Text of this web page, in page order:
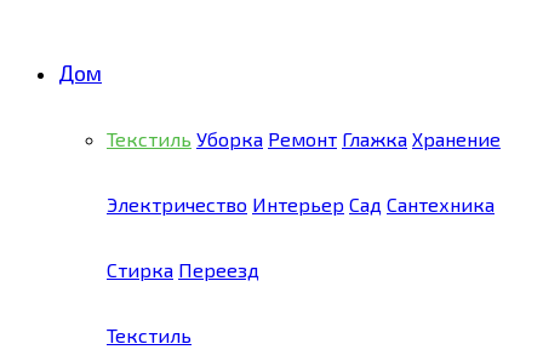
Дом
Текстиль Уборка Ремонт Глажка Хранение
Электричество Интерьер Сад Сантехника
Стирка Переезд
Текстиль